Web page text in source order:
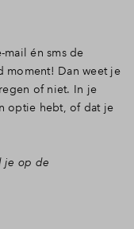
én sms de
moment! Dan weet je
of niet. In je
optie hebt, of dat je
je op de